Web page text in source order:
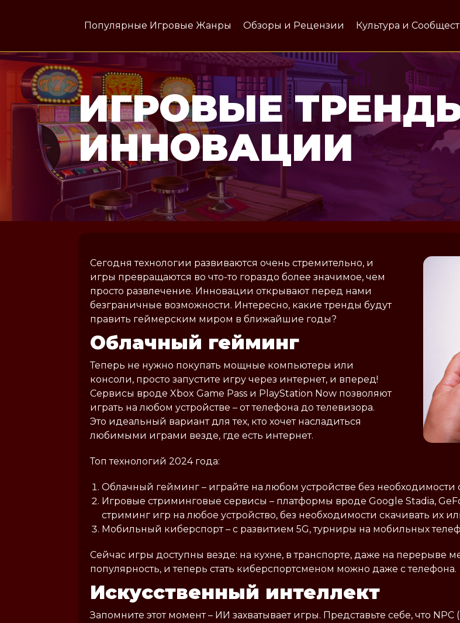
Популярные Игровые Жанры Обзоры и Рецензии Культура и
ИГРОВЫЕ
ИННОВАЦИИ
Сегодня технологии развиваются очень стремительно, и
игры превращаются во что-то гораздо более значимое, чем
просто развлечение. Инновации открывают перед нами
безграничные возможности. Интересно, какие тренды будут
править геймерским миром в ближайшие годы?
Облачный гейминг
Теперь не нужно покупать мощные компьютеры или
консоли, просто запустите игру через интернет, и вперед!
Сервисы вроде Xbox Game Pass и PlayStation Now позволяют
играть на любом устройстве – от телефона до телевизора.
Это идеальный вариант для тех, кто хочет насладиться
любимыми играми везде, где есть интернет.
Топ технологий 2024 года:
Облачный гейминг – играйте на любом устройстве без необходимости
Игровые стриминговые сервисы – платформы вроде Google Stadia,
стриминг игр на любое устройство, без необходимости скачивать их
Мобильный киберспорт – с развитием 5G, турниры на мобильных
Сейчас игры доступны везде: на кухне, в транспорте, даже на
популярность, и теперь стать киберспортсменом можно даже с телефона.
Искусственный интеллект
Запомните этот момент – ИИ захватывает игры. Представьте себе, что